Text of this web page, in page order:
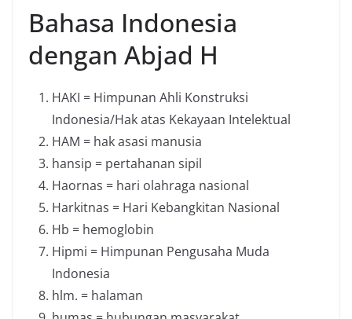
Bahasa Indonesia
dengan Abjad H
HAKI = Himpunan Ahli Konstruksi
Indonesia/Hak atas Kekayaan Intelektual
HAM = hak asasi manusia
hansip = pertahanan sipil
Haornas = hari olahraga nasional
Harkitnas = Hari Kebangkitan Nasional
Hb = hemoglobin
Hipmi = Himpunan Pengusaha Muda
Indonesia
hlm. = halaman